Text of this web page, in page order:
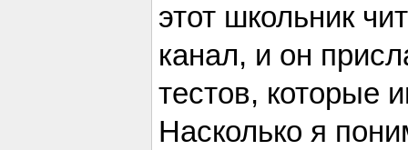
этот школьник
канал, и он
тестов, которые
Насколько я